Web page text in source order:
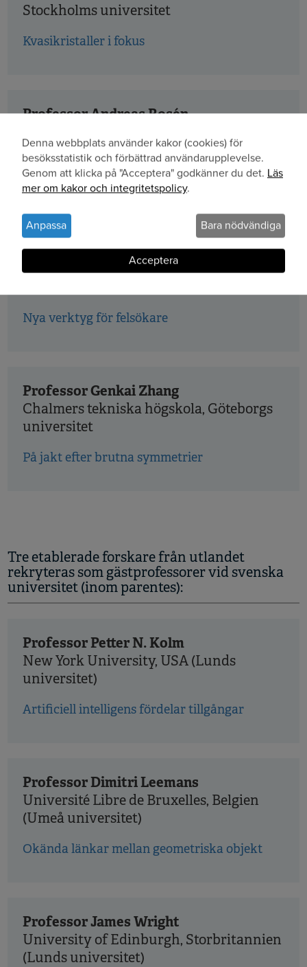
Stockholms universitet
Kvasikristaller i fokus
Professor Andreas Rosén
Göteborgs universitet
Degenererade elliptiska operatorer med
breda tillämpningar
Dr Anders Mörtberg
Nya verktyg för felsökare
Professor Genkai Zhang
Chalmers tekniska högskola, Göteborgs
universitet
På jakt efter brutna symmetrier
Tre etablerade forskare från utlandet
rekryteras som gästprofessorer vid svenska
universitet (inom parentes):
Professor Petter N. Kolm
New York University, USA (Lunds
universitet)
Artificiell intelligens fördelar tillgångar
Professor Dimitri Leemans
Université Libre de Bruxelles, Belgien
(Umeå universitet)
Okända länkar mellan geometriska objekt
Professor James Wright
University of Edinburgh, Storbritannien
(Lunds universitet)
Användning
av
personuppgifter
och
kakor
Denna webbplats använder kakor (cookies) för
besöksstatistik och förbättrad användarupplevelse.
Genom att klicka på "Acceptera" godkänner du det. Läs
mer om kakor och integritetspolicy.
Anpassa Bara nödvändiga
Acceptera